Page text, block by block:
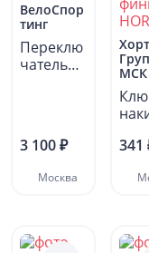
ВелоСпор
тинг
Переклю
чатель
3 100 ₽
Москва
МСК
341